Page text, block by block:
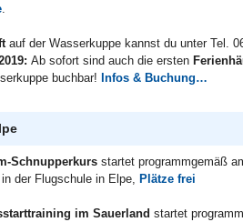
.
auf der Wasserkuppe kannst du unter Tel.
Ab sofort sind auch die ersten
buchbar! Infos & Buchung…
Schnupperkurs startet programmgemäß
der Flugschule in Elpe, Plätze frei
im Sauerland startet